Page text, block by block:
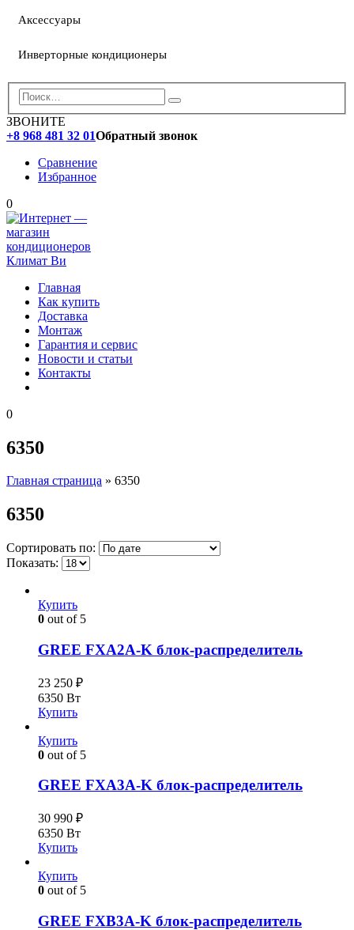
Аксессуары
Инверторные кондиционеры
ЗВОНИТЕ
+8 968 481 32 01Обратный звонок
Сравнение
Избранное
0
Главная
Как купить
Доставка
Монтаж
Гарантия и сервис
Новости и статьи
Контакты
0
6350
Главная страница » 6350
6350
Сортировать по:
Показать:
Купить
0 out of 5
GREE FXA2A-K блок-распределитель
23 250 ₽
6350 Вт
Купить
Купить
0 out of 5
GREE FXA3A-K блок-распределитель
30 990 ₽
6350 Вт
Купить
Купить
0 out of 5
GREE FXB3A-K блок-распределитель